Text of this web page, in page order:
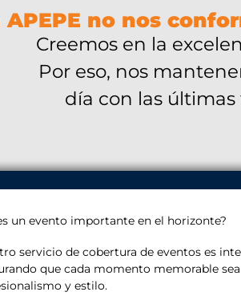
APEPE no nos
Creemos en la
Por eso, nos
día con las
un evento importante en el horizonte?
servicio de cobertura de eventos es
que cada momento memorable
y estilo.